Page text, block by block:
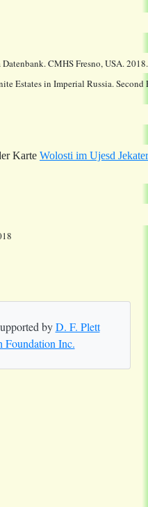
Datenbank. CMHS Fresno, USA.
Estates in Imperial Russia.
Karte Wolosti im Ujesd
byD. F. Plett
Foundation Inc.